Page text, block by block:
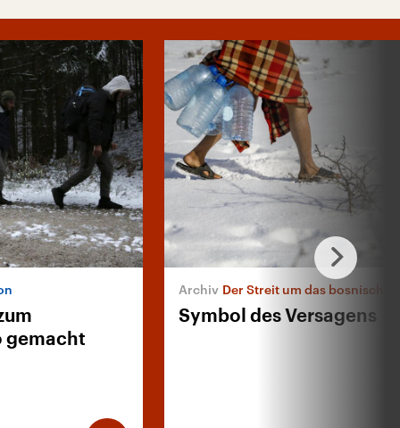
gemacht
Der Streit um das bosnische
Symbol des Versagens